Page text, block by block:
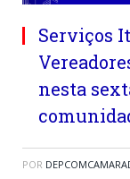
Serviços
nesta
POR